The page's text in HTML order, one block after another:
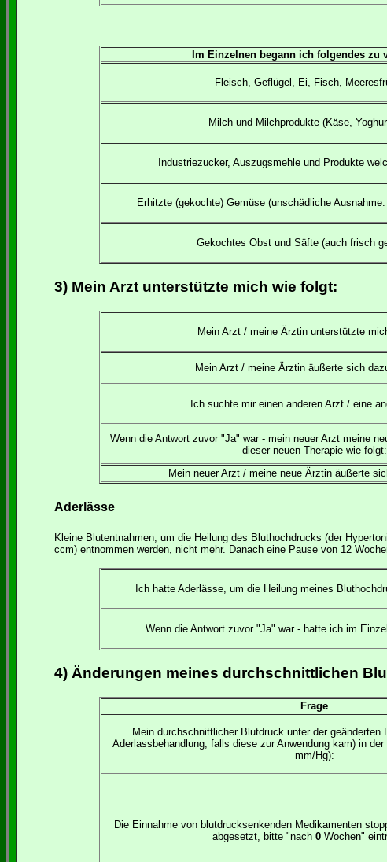
Im Einzelnen begann ich folgendes zu
Fleisch, Geflügel, Ei, Fisch,
Milch und Milchprodukte (Käse,
Industriezucker, Auszugsmehle und Produkte
Erhitzte (gekochte) Gemüse (unschädliche
Gekochtes Obst und Säfte (auch frisch
3) Mein Arzt unterstützte mich wie folgt:
Mein Arzt / meine Ärztin unterstützte
Mein Arzt / meine Ärztin äußerte sich
Ich suchte mir einen anderen Arzt / eine
Wenn die Antwort zuvor "Ja" war - mein neuer Arzt meine
dieser neuen Therapie wie folgt:
Mein neuer Arzt / meine neue Ärztin äußerte
Aderlässe
Kleine Blutentnahmen, um die Heilung des Bluthochdrucks (der
ccm) entnommen werden, nicht mehr. Danach eine Pause von 12
Ich hatte Aderlässe, um die Heilung meines
Wenn die Antwort zuvor "Ja" war - hatte ich im
4) Änderungen meines durchschnittlichen
Frage
Mein durchschnittlicher Blutdruck unter der geänderten
Aderlassbehandlung, falls diese zur Anwendung kam) in
mm/Hg):
Die Einnahme von blutdrucksenkenden Medikamenten
abgesetzt, bitte "nach 0 Wochen"